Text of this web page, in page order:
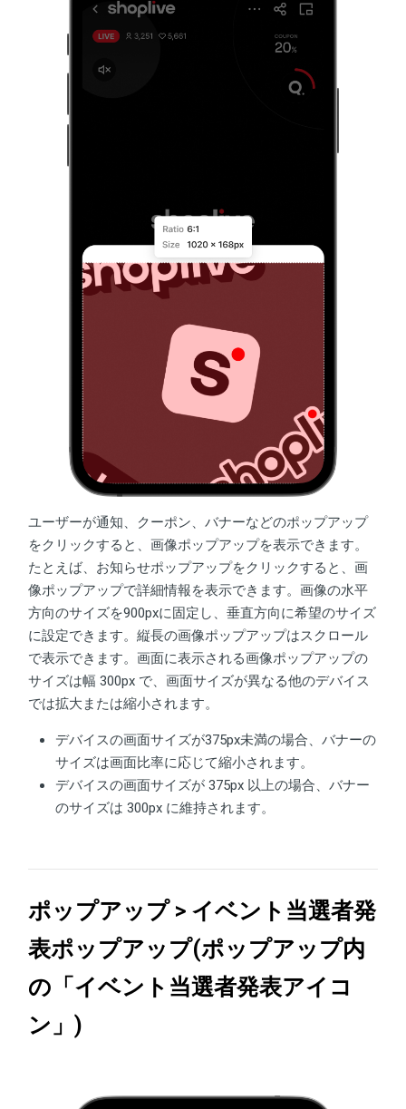
ユーザーが通知、クーポン、バナーなどのポップアップ
をクリックすると、画像ポップアップを表示できます。
たとえば、お知らせポップアップをクリックすると、画
像ポップアップで詳細情報を表示できます。画像の水平
方向のサイズを900pxに固定し、垂直方向に希望のサイズ
に設定できます。縦長の画像ポップアップはスクロール
で表示できます。画面に表示される画像ポップアップの
サイズは幅 300px で、画面サイズが異なる他のデバイス
では拡大または縮小されます。
デバイスの画面サイズが375px未満の場合、バナーの
サイズは画面比率に応じて縮小されます。
デバイスの画面サイズが 375px 以上の場合、バナー
のサイズは 300px に維持されます。
ポップアップ > イベント当選者発
表ポップアップ(ポップアップ内
の「イベント当選者発表アイコ
ン」)